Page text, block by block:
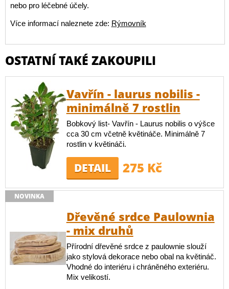
nebo pro léčebné účely.
Více informací naleznete zde: Rýmovník
OSTATNÍ TAKÉ ZAKOUPILI
Vavřín - laurus nobilis -
minimálně 7 rostlin
Bobkový list- Vavřín - Laurus nobilis o výšce
cca 30 cm včetně květináče. Minimálně 7
rostlin v květináči.
DETAIL 275 Kč
NOVINKA
Dřevěné srdce Paulownia
- mix druhů
Přírodní dřevěné srdce z paulownie slouží
jako stylová dekorace nebo obal na květináč.
Vhodné do interiéru i chráněného exteriéru.
Mix velikostí.